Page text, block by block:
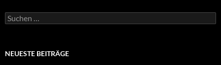
Suchen
nach:
NEUESTE BEITRÄGE